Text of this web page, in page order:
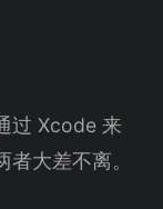
过 Xcode 来
大差不离。